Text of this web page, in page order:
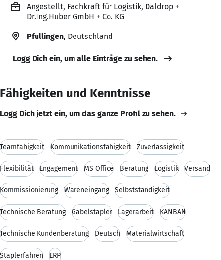
Angestellt, Fachkraft für Logistik, Daldrop +
Dr.Ing.Huber GmbH + Co. KG
Pfullingen, Deutschland
Logg Dich ein, um alle Einträge zu sehen.
Fähigkeiten und Kenntnisse
Logg Dich jetzt ein, um das ganze Profil zu sehen.
Teamfähigkeit Kommunikationsfähigkeit Zuverlässigkeit
Flexibilität Engagement MS Office Beratung Logistik Versand
Kommissionierung Wareneingang Selbstständigkeit
Technische Beratung Gabelstapler Lagerarbeit KANBAN
Technische Kundenberatung Deutsch Materialwirtschaft
Staplerfahren ERP